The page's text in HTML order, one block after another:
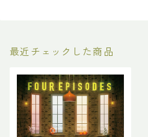
最近チェックした商品